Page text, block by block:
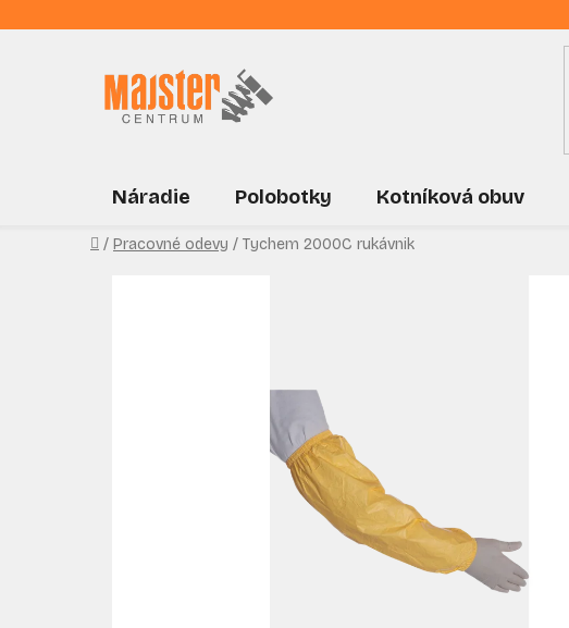
na
Náradie Polobotky Kotníková obuv
Domov
/ Pracovné odevy / Tychem 2000C rukávnik